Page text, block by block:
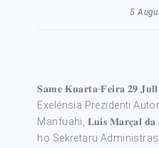
5
𝐒𝐚𝐦𝐞 𝐊𝐮𝐚𝐫𝐭𝐚-𝐅𝐞𝐢𝐫𝐚 𝟐𝟗
Exelénsia Prezidenti
Manfuahi, 𝐋𝐮𝐢𝐬 𝐌𝐚𝐫𝐜̧𝐚𝐥 𝐝𝐚
ho Sekretaru